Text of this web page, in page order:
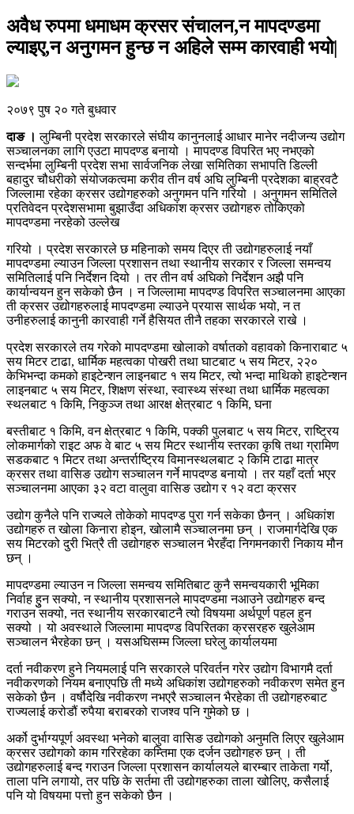
अवैध रुपमा धमाधम क्रसर संचालन,न मापदण्डमा
ल्याइए,न अनुगमन हुन्छ न अहिले सम्म कारवाही भयो|
२०७९ पुष २० गते बुधवार
दाङ । लुम्बिनी प्रदेश सरकारले संघीय कानुनलाई आधार मानेर नदीजन्य उद्योग
सञ्चालनका लागि एउटा मापदण्ड बनायो । मापदण्ड विपरित भए नभएको
सन्दर्भमा लुम्बिनी प्रदेश सभा सार्वजनिक लेखा समितिका सभापति डिल्ली
बहादुर चौधरीको संयोजकत्वमा करीव तीन वर्ष अघि लुम्बिनी प्रदेशका बाह्रवटै
जिल्लामा रहेका क्रसर उद्योगहरुको अनुगमन पनि गरियो । अनुगमन समितिले
प्रतिवेदन प्रदेशसभामा बुझाउँदा अधिकांश क्रसर उद्योगहरु तोकिएको
मापदण्डमा नरहेको उल्लेख
गरियो । प्रदेश सरकारले छ महिनाको समय दिएर ती उद्योगहरुलाई नयाँ
मापदण्डमा ल्याउन जिल्ला प्रशासन तथा स्थानीय सरकार र जिल्ला समन्वय
समितिलाई पनि निर्देशन दियो । तर तीन वर्ष अघिको निर्देशन अझै पनि
कार्यान्वयन हुन सकेको छैन । न जिल्लामा मापदण्ड विपरित सञ्चालनमा आएका
ती क्रसर उद्योगहरुलाई मापदण्डमा ल्याउने प्रयास सार्थक भयो, न त
उनीहरुलाई कानुनी कारवाही गर्ने हैसियत तीनै तहका सरकारले राखे ।
प्रदेश सरकारले तय गरेको मापदण्डमा खोलाको वर्षातको वहावको किनाराबाट ५
सय मिटर टाढा, धार्मिक महत्वका पोखरी तथा घाटबाट ५ सय मिटर, २२०
केभिभन्दा कमको हाइटेन्शन लाइनबाट १ सय मिटर, त्यो भन्दा माथिको हाइटेन्शन
लाइनबाट ५ सय मिटर, शिक्षण संस्था, स्वास्थ्य संस्था तथा धार्मिक महत्वका
स्थलबाट १ किमि, निकुञ्ज तथा आरक्ष क्षेत्रबाट १ किमि, घना
बस्तीबाट १ किमि, वन क्षेत्रबाट १ किमि, पक्की पुलबाट ५ सय मिटर, राष्ट्रिय
लोकमार्गको राइट अफ वे बाट ५ सय मिटर स्थानीय स्तरका कृषि तथा ग्रामिण
सडकबाट १ मिटर तथा अन्तर्राष्ट्रिय विमानस्थलबाट २ किमि टाढा मात्र
क्रसर तथा वासिङ उद्योग सञ्चालन गर्ने मापदण्ड बनायो । तर यहाँ दर्ता भएर
सञ्चालनमा आएका ३२ वटा वालुवा वासिङ उद्योग र १२ वटा क्रसर
उद्योग कुनैले पनि राज्यले तोकेको मापदण्ड पुरा गर्न सकेका छैनन् । अधिकांश
उद्योगहरु त खोला किनारा होइन, खोलामै सञ्चालनमा छन् । राजमार्गदेखि एक
सय मिटरको दुरी भित्रै ती उद्योगहरु सञ्चालन भैरहँदा निगमनकारी निकाय मौन
छन् ।
मापदण्डमा ल्याउन न जिल्ला समन्वय समितिबाट कुनै समन्वयकारी भूमिका
निर्वाह हुुन सक्यो, न स्थानीय प्रशासनले मापदण्डमा नआउने उद्योगहरु बन्द
गराउन सक्यो, नत स्थानीय सरकारबाटनै त्यो विषयमा अर्थपूर्ण पहल हुन
सक्यो । यो अवस्थाले जिल्लामा मापदण्ड विपरितका क्रसरहरु खुलेआम
सञ्चालन भैरहेका छन् । यसअघिसम्म जिल्ला घरेलु कार्यालयमा
दर्ता नवीकरण हुने नियमलाई पनि सरकारले परिवर्तन गरेर उद्योग विभागमै दर्ता
नवीकरणको नियम बनाएपछि ती मध्ये अधिकांश उद्योगहरुको नवीकरण समेत हुन
सकेको छैन । वर्षौदेखि नवीकरण नभएरै सञ्चालन भैरहेका ती उद्योगहरुबाट
राज्यलाई करोडौं रुपैया बराबरको राजश्व पनि गुमेको छ ।
अर्को दुर्भाग्यपूर्ण अवस्था भनेको बालुवा वासिङ उद्योगको अनुमति लिएर खुलेआम
क्रसर उद्योगको काम गरिरहेका कम्तिमा एक दर्जन उद्योगहरु छन् । ती
उद्योगहरुलाई बन्द गराउन जिल्ला प्रशासन कार्यालयले बारम्बार ताकेता गर्यो,
ताला पनि लगायो, तर पछि के सर्तमा ती उद्योगहरुका ताला खोलिए, कसैलाई
पनि यो विषयमा पत्तो हुन सकेको छैन ।